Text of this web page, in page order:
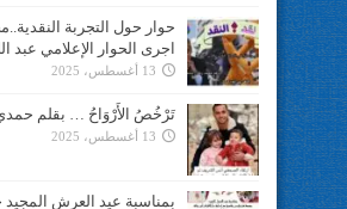
حوار حول التجربة
اجرى الحوار الإعلامي عبد
13 أغسطس، 2025
تَرْخُصُ الأَرْوَاحُ … بقلم
13 أغسطس، 2025
بمناسبة عيد العرش المجيد